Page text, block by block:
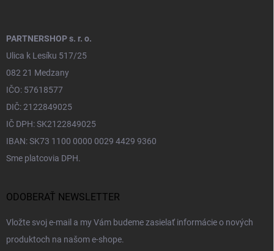
PARTNERSHOP s. r. o.
Ulica k Lesíku 517/25
082 21 Medzany
IČO: 57618577
DIČ: 2122849025
IČ DPH: SK2122849025
IBAN: SK73 1100 0000 0029 4429 9360
Sme platcovia DPH.
ODOBERAŤ NEWSLETTER
Vložte svoj e-mail a my Vám budeme zasielať informácie o nových
produktoch na našom e-shope.